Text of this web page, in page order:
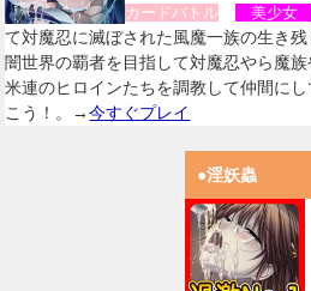
カードバトル 美少女
て対魔忍に滅ぼされた風魔一族の生き残
闇世界の覇者を目指して対魔忍やら魔族
米連のヒロインたちを調教して仲間にし
こう！。→今すぐプレイ
●淫妖蟲